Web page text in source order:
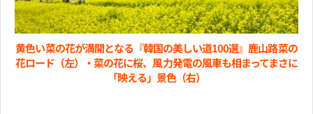
黄色い菜の花が満開となる『韓国の美しい道100選』鹿山路菜の
花ロード（左）・菜の花に桜、風力発電の風車も相まってまさに
「映える」景色（右）